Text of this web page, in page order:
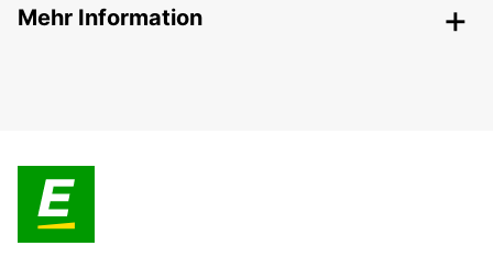
Mehr Information